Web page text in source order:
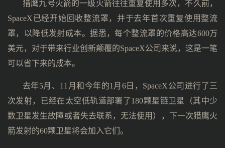
猎鹰九号火箭的一级火箭往往重复使用多次，不久前，
SpaceX已经开始回收整流罩，并于去年首次重复使用整流
罩，以降低发射成本。据悉，每个整流罩的价格高达600万
美元，对于带来行业创新颠覆的SpaceX公司来说，这是一笔
可以省下来的成本。
去年5月、11月和今年的1月6日，SpaceX公司进行了三
次发射，已经在太空低轨道部署了180颗星链卫星（其中少
数卫星发生故障或者失去联系，无法使用），下一次猎鹰火
箭发射的60颗卫星将会加入它们。